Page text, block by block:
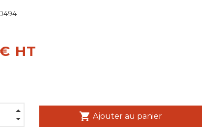
HT
shopping_cart Ajouter au panier